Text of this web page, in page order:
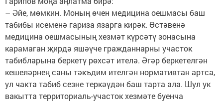
– Әйе, мөмкин. Моның өчен медицина оешмасы баш
табибы исеменә гариза язарга кирәк. Өстәвенә
медицина оешмасының хезмәт күрсәтү зонасына
карамаган җирдә яшәүче гражданнарны участок
табибларына беркетү рөхсәт ителә. Әгәр беркетелгән
кешеләрнең саны тәкъдим ителгән нормативтан артса,
ул чакта табиб сезне теркәүдән баш тарта ала. Шул ук
вакытта территориаль-участок хезмәте буенча